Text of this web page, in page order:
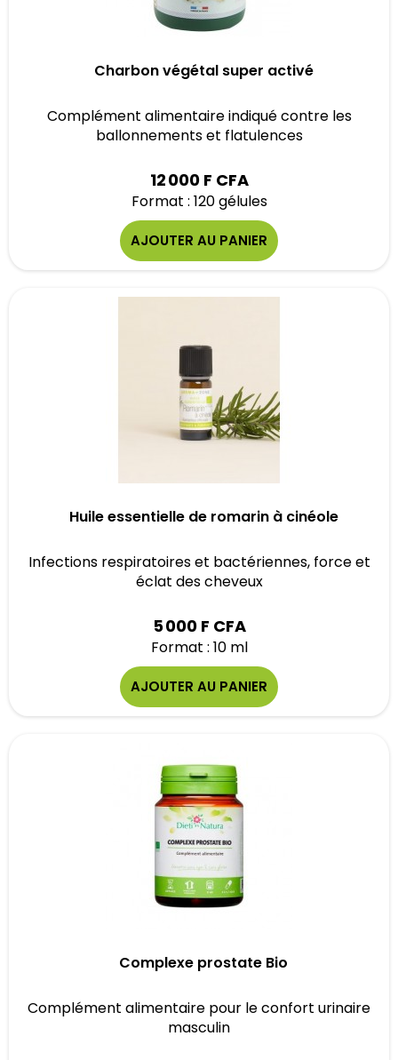
Charbon végétal super activé
Complément alimentaire indiqué contre les
ballonnements et flatulences
12 000 F CFA
Format : 120 gélules
AJOUTER AU PANIER
Huile essentielle de romarin à cinéole
Infections respiratoires et bactériennes, force et
éclat des cheveux
5 000 F CFA
Format : 10 ml
AJOUTER AU PANIER
Complexe prostate Bio
Complément alimentaire pour le confort urinaire
masculin